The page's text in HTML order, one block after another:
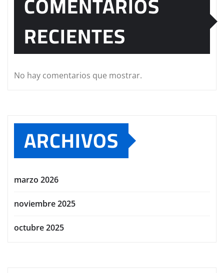
RECIENTES
No hay comentarios que mostrar.
ARCHIVOS
marzo 2026
noviembre 2025
octubre 2025